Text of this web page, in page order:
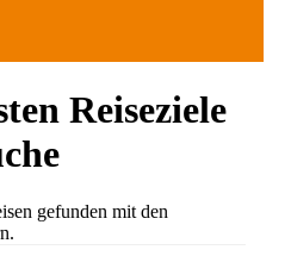
Reiseziele
gefunden mit den